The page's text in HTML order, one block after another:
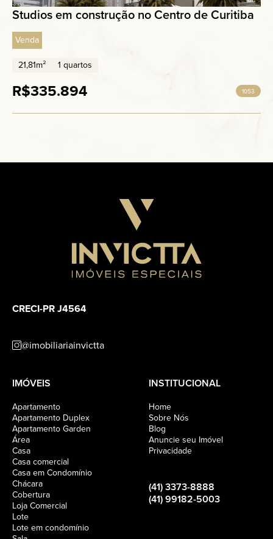
Studios em construção no Centro de Curitiba
Venda
21,81m²
1 quartos
R$335.894 1053
CRECI-PR J4564
@imobiliariainvictta
IMÓVEIS
Apartamento
Apartamento Duplex
Apartamento Garden
Área
Casa
Casa comercial
Casa em Condomínio
Chácara
Cobertura
Loja Comercial
Lote
Lote em condomínio
INSTITUCIONAL
Home
Sobre Nós
Blog
Anuncie seu Imóvel
Privacidade
(41) 3373-8888
(41) 99182-5003